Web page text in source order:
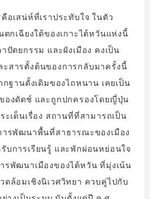
อเสน่ห์ที่เราประทับใจ ในตัว
ตกเฉียงใต้ของเกาะไต้หวันแห่งนี้
ปัตยกรรม และผังเมือง คงเป็น
สารตั้งต้นของการกลับมาครั้งนี้
กฐานดั้งเดิมของไถหนาน เคยเป็น
องดัตช์ และถูกปกครองโดยญี่ปุ่น
ะเด็นเรื่อง สถานที่ที่สามารถเป็น
ารพัฒนาพื้นที่สาธารณะของเมือง
บการเรียนรู้ และพักผ่อนหย่อนใจ
รพัฒนาเมืองของไต้หวัน ที่มุ่งเน้น
ล้อมเชิงนิเวศวิทยา ควบคู่ไปกับ